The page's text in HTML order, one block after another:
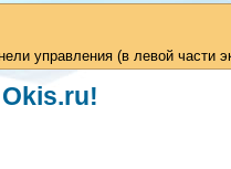
управления (в левой части